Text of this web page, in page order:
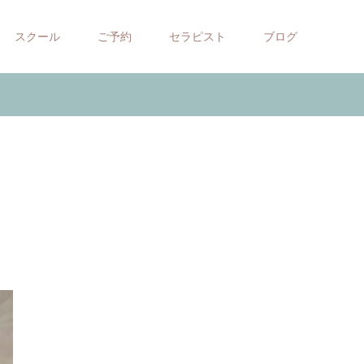
スクール ご予約 セラピスト ブログ